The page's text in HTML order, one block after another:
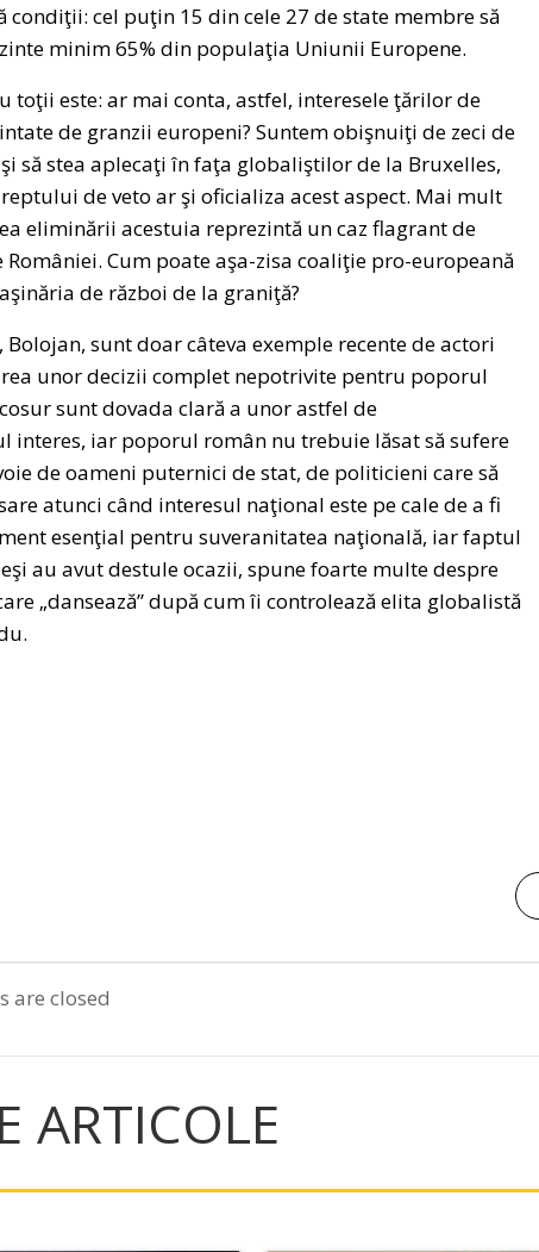
cel puţin 15 din cele 27 de state membre să
minim 65% din populaţia Uniunii Europene.
toţii este: ar mai conta, astfel, interesele ţărilor de
de granzii europeni? Suntem obişnuiţi de zeci de
să stea aplecaţi în faţa globaliştilor de la Bruxelles,
de veto ar şi oficializa acest aspect. Mai mult
eliminării acestuia reprezintă un caz flagrant de
Cum poate aşa-zisa coaliţie pro-europeană
de război de la graniţă?
sunt doar câteva exemple recente de actori
unor decizii complet nepotrivite pentru poporul
sunt dovada clară a unor astfel de
iar poporul român nu trebuie lăsat să sufere
de oameni puternici de stat, de politicieni care să
atunci când interesul naţional este pe cale de a fi
esenţial pentru suveranitatea naţională, iar faptul
au avut destule ocazii, spune foarte multe despre
„dansează” după cum îi controlează elita globalistă
navigation
are closed
ARTICOLE